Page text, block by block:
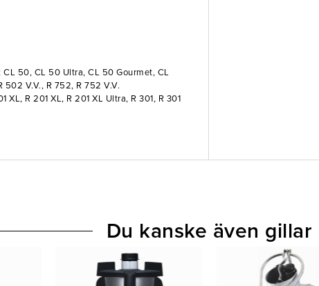
50, CL 50 Ultra, CL 50 Gourmet, CL
V.V., R 752, R 752 V.V.
XL, R 201 XL, R 201 XL Ultra, R 301, R 301
Du kanske även gillar